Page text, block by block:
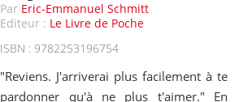
Par Eric-Emmanuel Schmitt
Editeur : Le Livre de Poche
ISBN : 9782253196754
"Reviens. J'arriverai plus facilement à te
pardonner qu'à ne plus t'aimer." En